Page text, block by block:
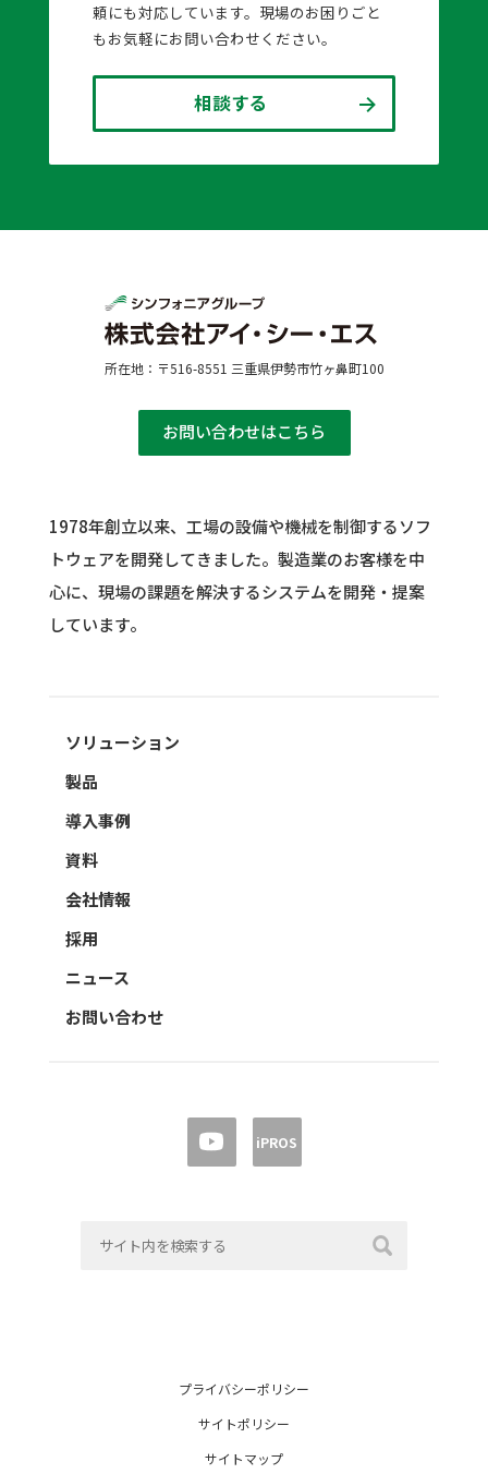
頼にも対応しています。現場のお困りごと
もお気軽にお問い合わせください。
相談する
所在地：〒516-8551 三重県伊勢市竹ヶ鼻町100
お問い合わせはこちら
1978年創立以来、工場の設備や機械を制御するソフ
トウェアを開発してきました。 製造業のお客様を中
心に、現場の課題を解決するシステムを開発・提案
しています。
ソリューション
製品
導入事例
資料
会社情報
採用
ニュース
お問い合わせ
iPROS
プライバシーポリシー
サイトポリシー
サイトマップ